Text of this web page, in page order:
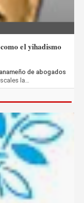
el yihadismo
de abogados
la…